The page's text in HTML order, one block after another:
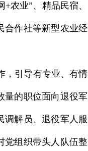
+农业”、 精品民宿、
合作社等新型农业经
，引导有专业、有情
量的职位面向退役军
调解员、退役军人服
党组织带头人队伍整